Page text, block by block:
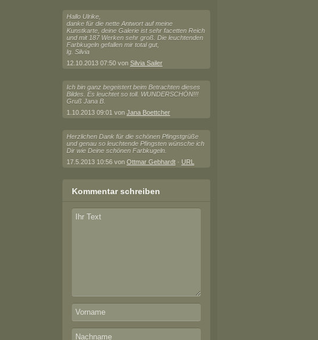
Hallo Ulrike,
danke für die nette Antwort auf meine
Kunstkarte, deine Galerie ist sehr facetten Reich
und mit 187 Werken sehr groß. Die leuchtenden
Farbkugeln gefallen mir total gut,
lg. Silvia
12.10.2013 07:50 von Silvia Sailer
Ich bin ganz begeistert beim Betrachten dieses
Bildes. Es leuchtet so toll. WUNDERSCHÖN!!!
Gruß Jana B.
1.10.2013 09:01 von Jana Boettcher
Herzlichen Dank für die schönen Pfingstgrüße
und genau so leuchtende Pfingsten wünsche ich
Dir wie Deine schönen Farbkugeln.
17.5.2013 10:56 von Ottmar Gebhardt· URL
Kommentar schreiben